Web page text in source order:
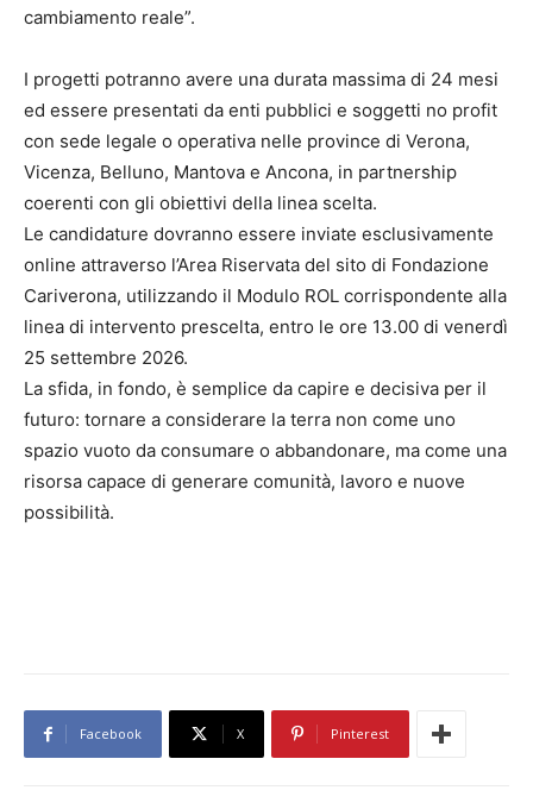
cambiamento reale”.
I progetti potranno avere una durata massima di 24 mesi
ed essere presentati da enti pubblici e soggetti no profit
con sede legale o operativa nelle province di Verona,
Vicenza, Belluno, Mantova e Ancona, in partnership
coerenti con gli obiettivi della linea scelta.
Le candidature dovranno essere inviate esclusivamente
online attraverso l’Area Riservata del sito di Fondazione
Cariverona, utilizzando il Modulo ROL corrispondente alla
linea di intervento prescelta, entro le ore 13.00 di venerdì
25 settembre 2026.
La sfida, in fondo, è semplice da capire e decisiva per il
futuro: tornare a considerare la terra non come uno
spazio vuoto da consumare o abbandonare, ma come una
risorsa capace di generare comunità, lavoro e nuove
possibilità.
Facebook X Pinterest